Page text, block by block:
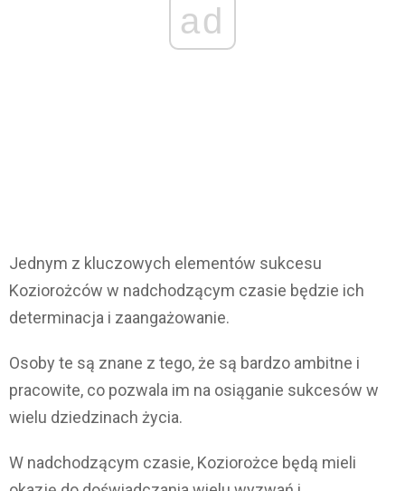
ad
Jednym z kluczowych elementów sukcesu
Koziorożców w nadchodzącym czasie będzie ich
determinacja i zaangażowanie.
Osoby te są znane z tego, że są bardzo ambitne i
pracowite, co pozwala im na osiąganie sukcesów w
wielu dziedzinach życia.
W nadchodzącym czasie, Koziorożce będą mieli